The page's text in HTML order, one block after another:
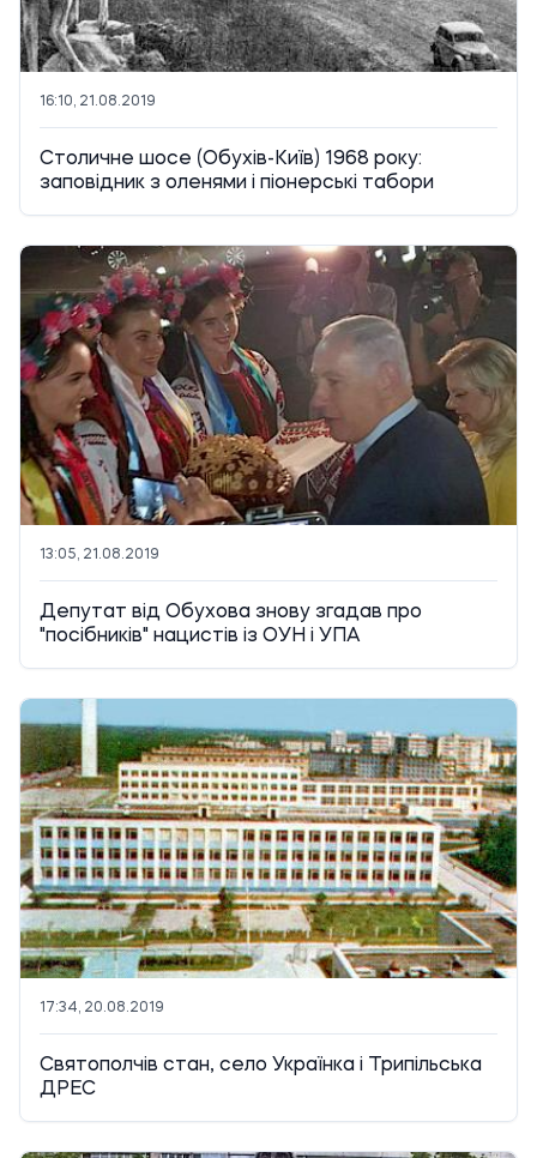
16:10, 21.08.2019
Столичне шосе (Обухів-Київ) 1968 року:
заповідник з оленями і піонерські табори
13:05, 21.08.2019
Депутат від Обухова знову згадав про
"посібників" нацистів із ОУН і УПА
17:34, 20.08.2019
Святополчів стан, село Українка і Трипільська
ДРЕС